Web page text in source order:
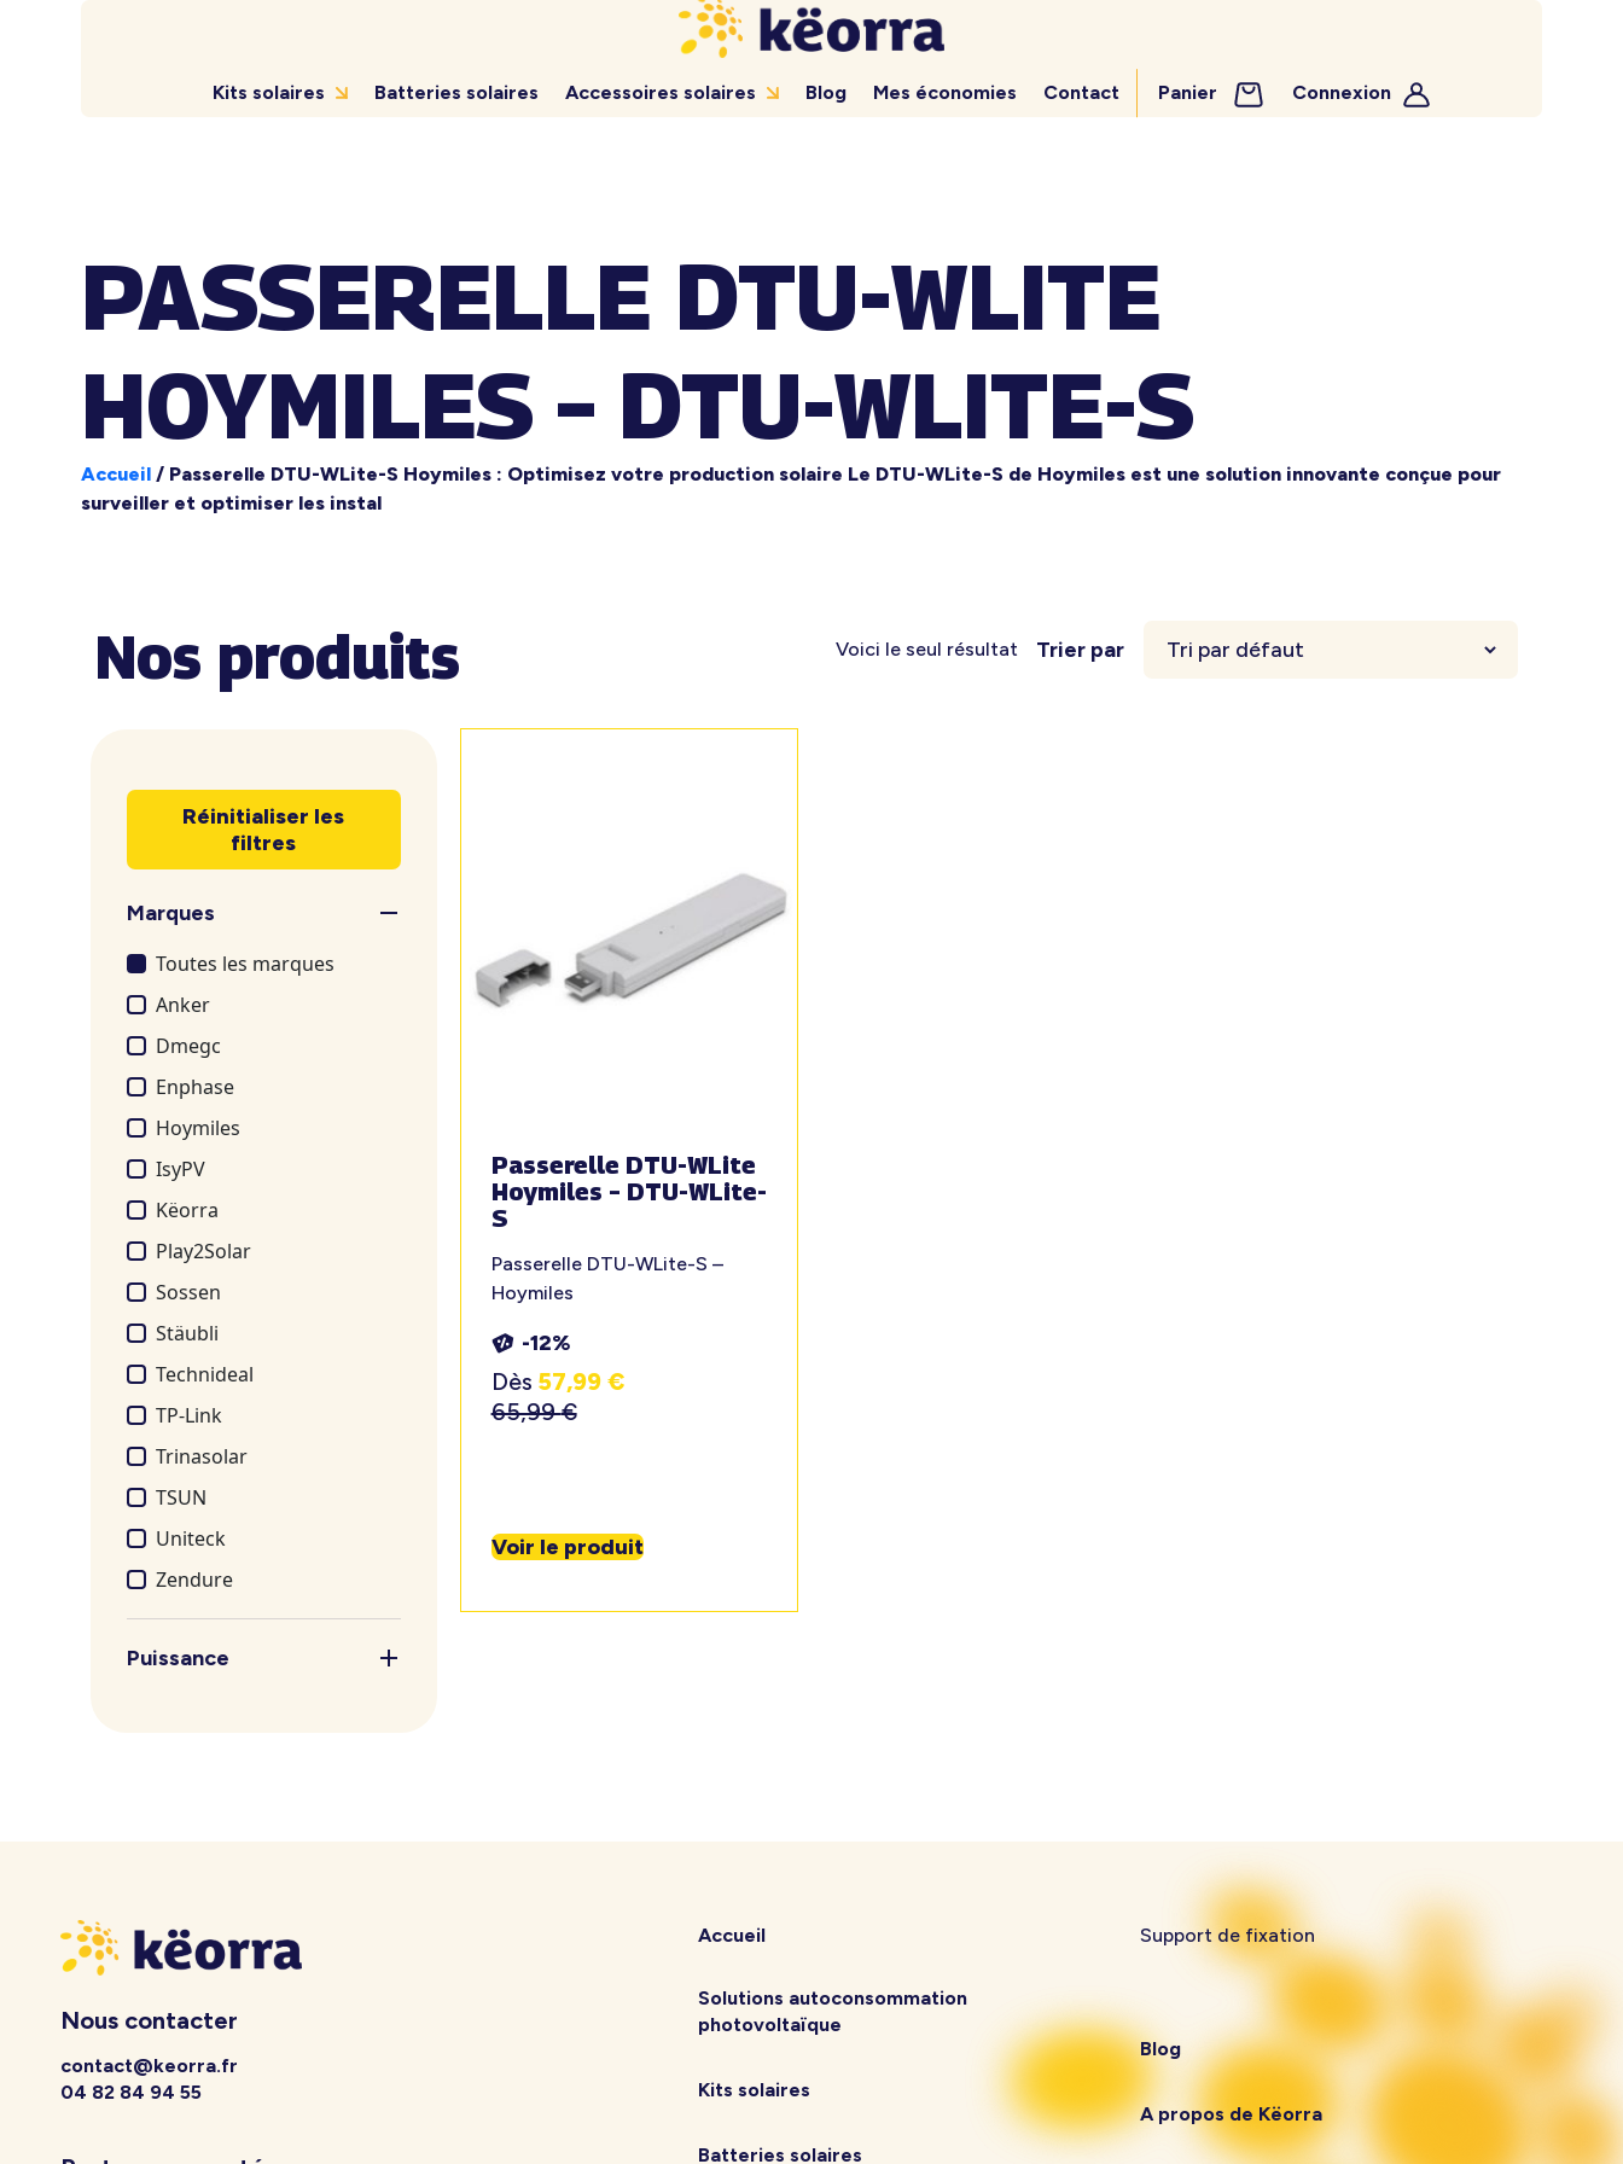
Kits solaires Batteries solaires Accessoires solaires Blog Mes économies Contact Panier Connexion
PASSERELLE DTU-WLITE
HOYMILES – DTU-WLITE-S
Accueil / Passerelle DTU-WLite-S Hoymiles : Optimisez votre production solaire Le DTU-WLite-S de Hoymiles est une solution innovante conçue pour
surveiller et optimiser les instal
Nos produits Voici le seul résultat Trier par
Réinitialiser les
filtres
Marques
Toutes les marques
Anker
Dmegc
Enphase
Hoymiles
IsyPV
Këorra
Play2Solar
Sossen
Stäubli
Technideal
TP-Link
Trinasolar
TSUN
Uniteck
Zendure
Puissance
Passerelle DTU-WLite
Hoymiles – DTU-WLite-
S
Passerelle DTU-WLite-S –
Hoymiles
-12%
Dès 57,99 €
65,99€
Voir le produit
Nous contacter
contact@keorra.fr
04 82 84 94 55
Accueil
Solutions autoconsommation
photovoltaïque
Kits solaires
Batteries solaires
Support de fixation
Blog
A propos de Këorra